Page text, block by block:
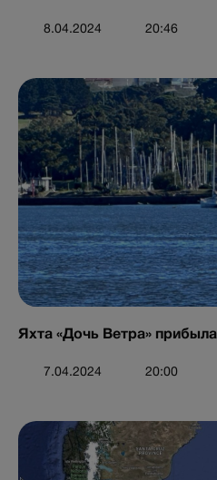
8.04.2024 20:46
Яхта «Дочь Ветра»
7.04.2024 20:00